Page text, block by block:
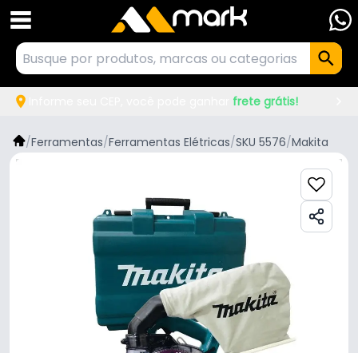
frete grátis!
/Ferramentas/Ferramentas Elétricas/SKU 5576/Makita